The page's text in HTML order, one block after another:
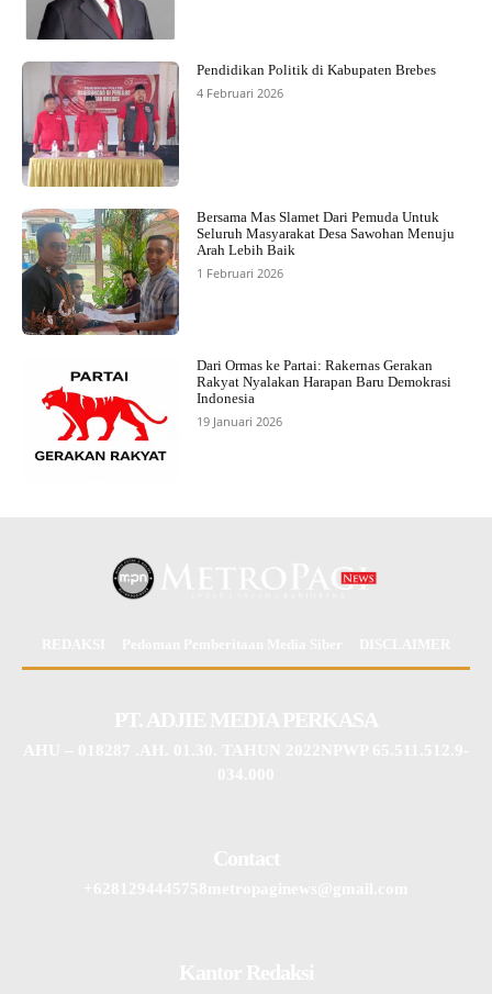
Pendidikan Politik di Kabupaten Brebes
4 Februari 2026
Bersama Mas Slamet Dari Pemuda Untuk
Seluruh Masyarakat Desa Sawohan Menuju
Arah Lebih Baik
1 Februari 2026
Dari Ormas ke Partai: Rakernas Gerakan
Rakyat Nyalakan Harapan Baru Demokrasi
Indonesia
19 Januari 2026